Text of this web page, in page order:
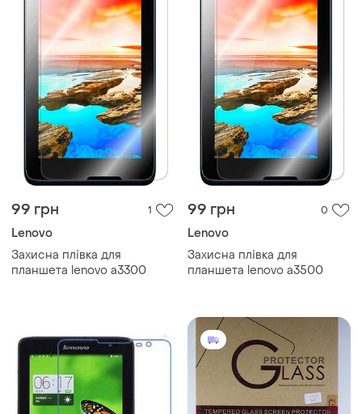
99 грн 1
Lenovo
Захисна плівка для
планшета lenovo a3300
99 грн 0
Lenovo
Захисна плівка для
планшета lenovo a3500